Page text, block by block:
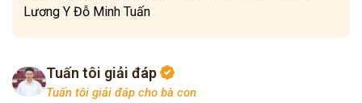
Lương Y Đỗ Minh Tuấn
Tuấn tôi giải đáp
Tuấn tôi giải đáp cho bà con